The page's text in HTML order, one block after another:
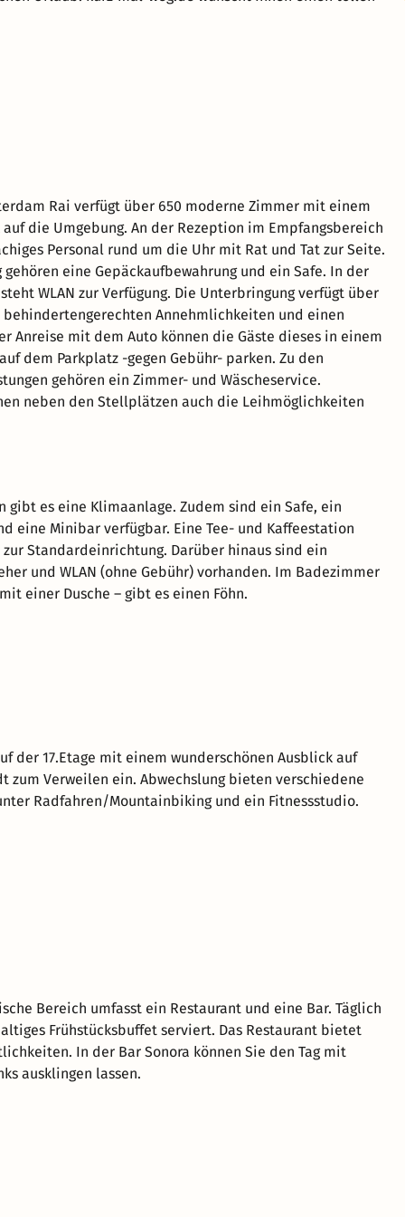
Rai verfügt über 650 moderne Zimmer mit einem
die Umgebung. An der Rezeption im Empfangsbereich
Personal rund um die Uhr mit Rat und Tat zur Seite.
eine Gepäckaufbewahrung und ein Safe. In der
WLAN zur Verfügung. Die Unterbringung verfügt über
behindertengerechten Annehmlichkeiten und einen
Anreise mit dem Auto können die Gäste dieses in einem
dem Parkplatz -gegen Gebühr- parken. Zu den
gehören ein Zimmer- und Wäscheservice.
neben den Stellplätzen auch die Leihmöglichkeiten
gibt es eine Klimaanlage. Zudem sind ein Safe, ein
eine Minibar verfügbar. Eine Tee- und Kaffeestation
Standardeinrichtung. Darüber hinaus sind ein
und WLAN (ohne Gebühr) vorhanden. Im Badezimmer
einer Dusche – gibt es einen Föhn.
der 17.Etage mit einem wunderschönen Ausblick auf
zum Verweilen ein. Abwechslung bieten verschiedene
Radfahren/Mountainbiking und ein Fitnessstudio.
Bereich umfasst ein Restaurant und eine Bar. Täglich
Frühstücksbuffet serviert. Das Restaurant bietet
In der Bar Sonora können Sie den Tag mit
ausklingen lassen.